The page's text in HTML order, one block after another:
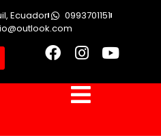
Ecuador
0993701151